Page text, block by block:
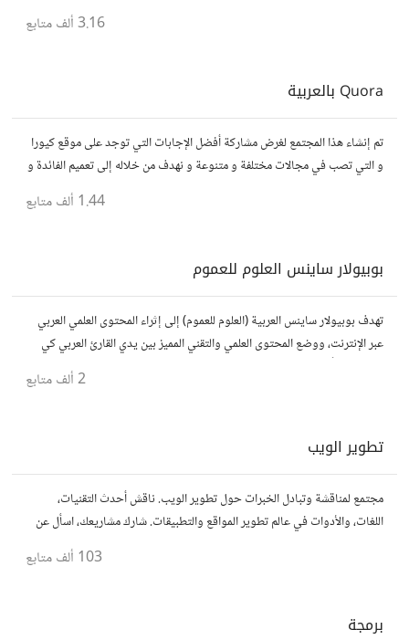
3.16 ألف متابع
Quora بالعربية
تم إنشاء هذا المجتمع لغرض مشاركة أفضل الإجابات التي توجد على موقع كيورا
و التي تصب في مجالات مختلفة و متنوعة و نهدف من خلاله إلى تعميم الفائدة و
1.44 ألف متابع
بوبيولار ساينس العلوم للعموم
تهدف بوبيولار ساينس العربية (العلوم للعموم) إلى إثراء المحتوى العلمي العربي
عبر الإنترنت، ووضع المحتوى العلمي والتقني المميز بين يدي القارئ العربي كي
2 ألف متابع
تطوير الويب
مجتمع لمناقشة وتبادل الخبرات حول تطوير الويب. ناقش أحدث التقنيات،
اللغات، والأدوات في عالم تطوير المواقع والتطبيقات. شارك مشاريعك، اسأل عن
103 ألف متابع
برمجة